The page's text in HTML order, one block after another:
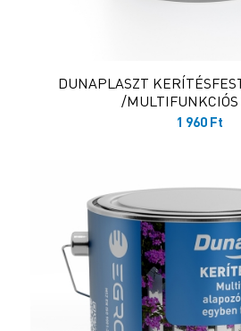
DUNAPLASZT
/MULTIFUNKCIÓS
1 960 Ft